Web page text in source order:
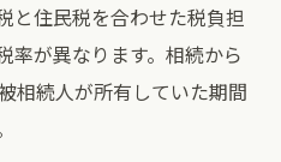
と住民税を合わせた税負担
率が異なります。相続から
相続人が所有していた期間